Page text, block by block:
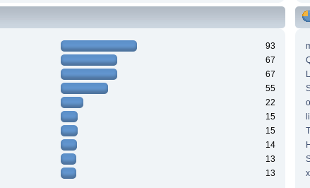
93
67
67
55
22
15
15
14
13
13